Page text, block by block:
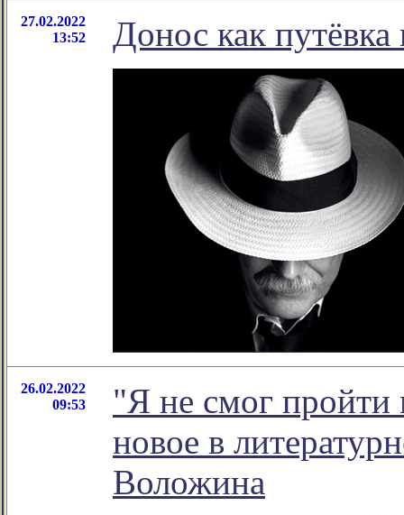
27.02.2022
13:52
Донос как путёвка
26.02.2022
09:53
"Я не смог
новое в
Воложина